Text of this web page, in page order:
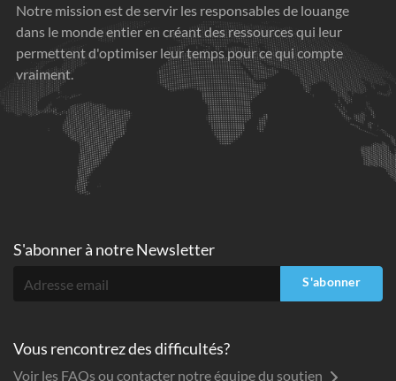
Notre mission est de servir les responsables de louange
dans le monde entier en créant des ressources qui leur
permettent d'optimiser leur temps pour ce qui compte
vraiment.
S'abonner à notre Newsletter
S'abonner
Vous rencontrez des difficultés?
Voir les FAQs ou contacter notre équipe du soutien